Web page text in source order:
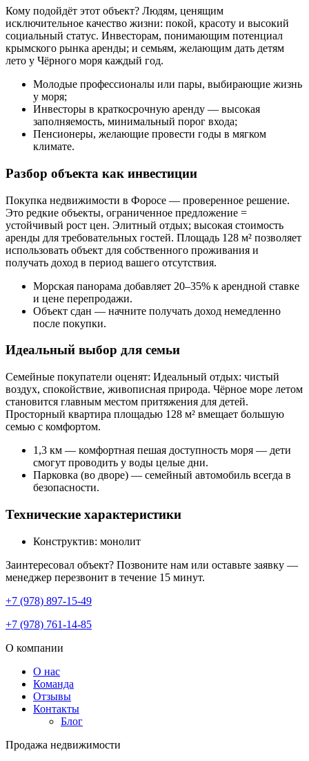
Кому подойдёт этот объект? Людям, ценящим
исключительное качество жизни: покой, красоту и высокий
социальный статус. Инвесторам, понимающим потенциал
крымского рынка аренды; и семьям, желающим дать детям
лето у Чёрного моря каждый год.
Молодые профессионалы или пары, выбирающие жизнь
у моря;
Инвесторы в краткосрочную аренду — высокая
заполняемость, минимальный порог входа;
Пенсионеры, желающие провести годы в мягком
климате.
Разбор объекта как инвестиции
Покупка недвижимости в Форосе — проверенное решение.
Это редкие объекты, ограниченное предложение =
устойчивый рост цен. Элитный отдых; высокая стоимость
аренды для требовательных гостей. Площадь 128 м² позволяет
использовать объект для собственного проживания и
получать доход в период вашего отсутствия.
Морская панорама добавляет 20–35% к арендной ставке
и цене перепродажи.
Объект сдан — начните получать доход немедленно
после покупки.
Идеальный выбор для семьи
Семейные покупатели оценят: Идеальный отдых: чистый
воздух, спокойствие, живописная природа. Чёрное море летом
становится главным местом притяжения для детей.
Просторный квартира площадью 128 м² вмещает большую
семью с комфортом.
1,3 км — комфортная пешая доступность моря — дети
смогут проводить у воды целые дни.
Парковка (во дворе) — семейный автомобиль всегда в
безопасности.
Технические характеристики
Конструктив: монолит
Заинтересовал объект? Позвоните нам или оставьте заявку —
менеджер перезвонит в течение 15 минут.
+7 (978) 897-15-49
+7 (978) 761-14-85
О компании
О нас
Команда
Отзывы
Контакты
Блог
Продажа недвижимости